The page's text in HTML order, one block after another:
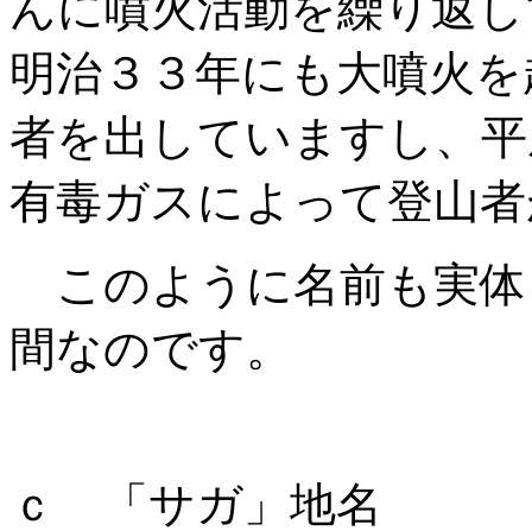
明治３３年にも大噴火
者を出していますし、
有毒ガスによって登山
このように名前も実
間なのです。
ｃ 「サガ」地名